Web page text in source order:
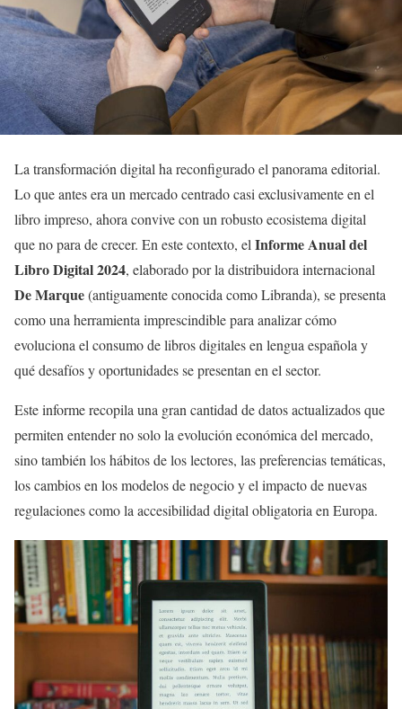
La transformación digital ha reconfigurado el panorama editorial.
Lo que antes era un mercado centrado casi exclusivamente en el
libro impreso, ahora convive con un robusto ecosistema digital
que no para de crecer. En este contexto, el Informe Anual del
Libro Digital 2024, elaborado por la distribuidora internacional
De Marque(antiguamente conocida como Libranda), se presenta
como una herramienta imprescindible para analizar cómo
evoluciona el consumo de libros digitales en lengua española y
qué desafíos y oportunidades se presentan en el sector.
Este informe recopila una gran cantidad de datos actualizados que
permiten entender no solo la evolución económica del mercado,
sino también los hábitos de los lectores, las preferencias temáticas,
los cambios en los modelos de negocio y el impacto de nuevas
regulaciones como la accesibilidad digital obligatoria en Europa.